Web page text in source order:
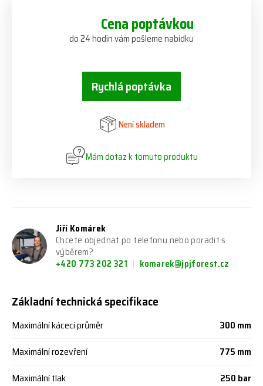
Cena poptávkou
do 24 hodin vám pošleme nabídku
Rychlá poptávka
Není skladem
Mám dotaz k tomuto produktu
Jiří Komárek
Chcete objednat po telefonu nebo poradit s
výběrem?
+420 773 202 321
komarek@jpjforest.cz
Základní technická specifikace
Maximální kácecí průměr
300 mm
Maximální rozevření
775 mm
Maximální tlak
250 bar